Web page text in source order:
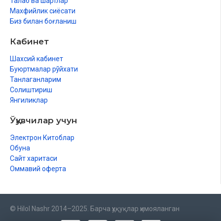
Махфийлик сиёсати
Биз билан боғланиш
Кабинет
Шахсий кабинет
Буюртмалар рўйхати
Танлаганларим
Солиштириш
Янгиликлар
Ўқувчилар учун
Электрон Китоблар
Обуна
Сайт харитаси
Оммавий оферта
© Hilol Nashr 2014–2025. Барча ҳуқуқлар ҳимояланган